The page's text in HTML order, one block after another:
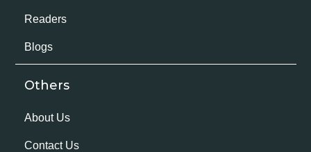
Readers
Blogs
Others
About Us
Contact Us